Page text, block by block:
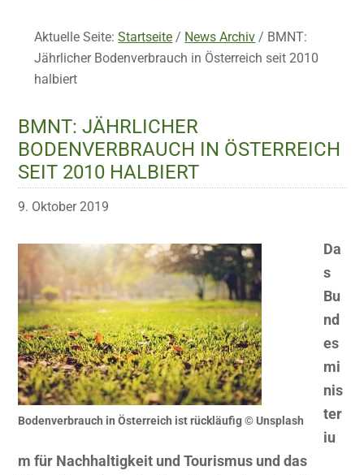
Aktuelle Seite:Startseite / News Archiv / BMNT:
Jährlicher Bodenverbrauch in Österreich seit 2010
halbiert
BMNT: JÄHRLICHER
BODENVERBRAUCH IN ÖSTERREICH
SEIT 2010 HALBIERT
9. Oktober 2019
Bodenverbrauch in Österreich ist rückläufig © Unsplash
Da
s
Bu
nd
es
mi
nis
ter
iu
m für Nachhaltigkeit und Tourismus und das